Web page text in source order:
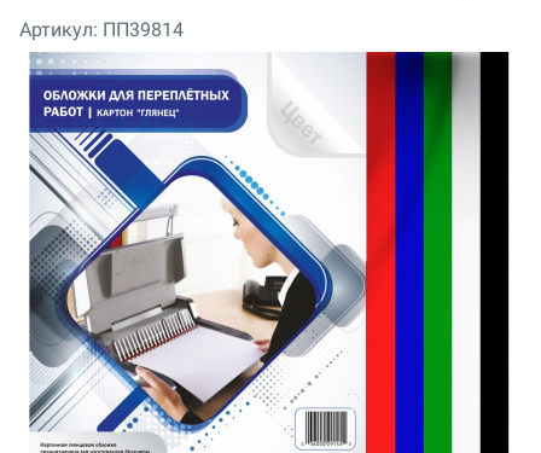
Артикул: ПП39814